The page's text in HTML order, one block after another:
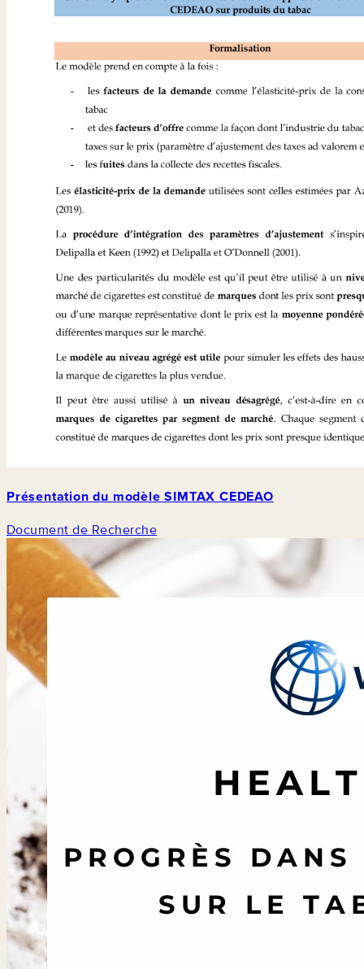
Présentation du modèle SIMTAX CEDEAO
Document de Recherche